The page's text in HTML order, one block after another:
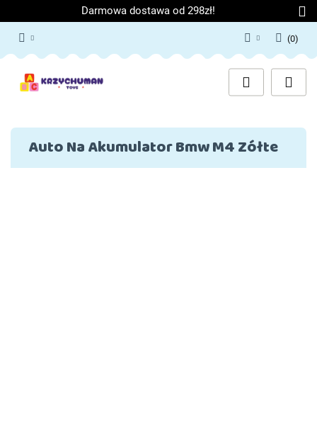
Darmowa dostawa od 298zł!
Zaloguj się
Załóż konto
Zgody cookies
(0)
Auto Na Akumulator Bmw M4 Zółte